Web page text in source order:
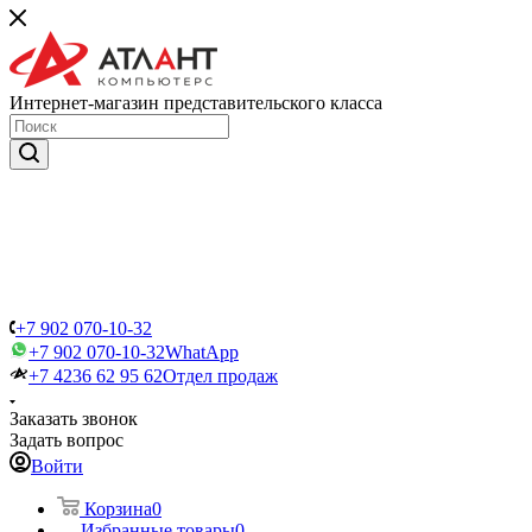
Интернет-магазин представительского класса
+7 902 070-10-32
+7 902 070-10-32WhatApp
+7 4236 62 95 62Отдел продаж
Заказать звонок
Задать вопрос
Войти
Корзина0